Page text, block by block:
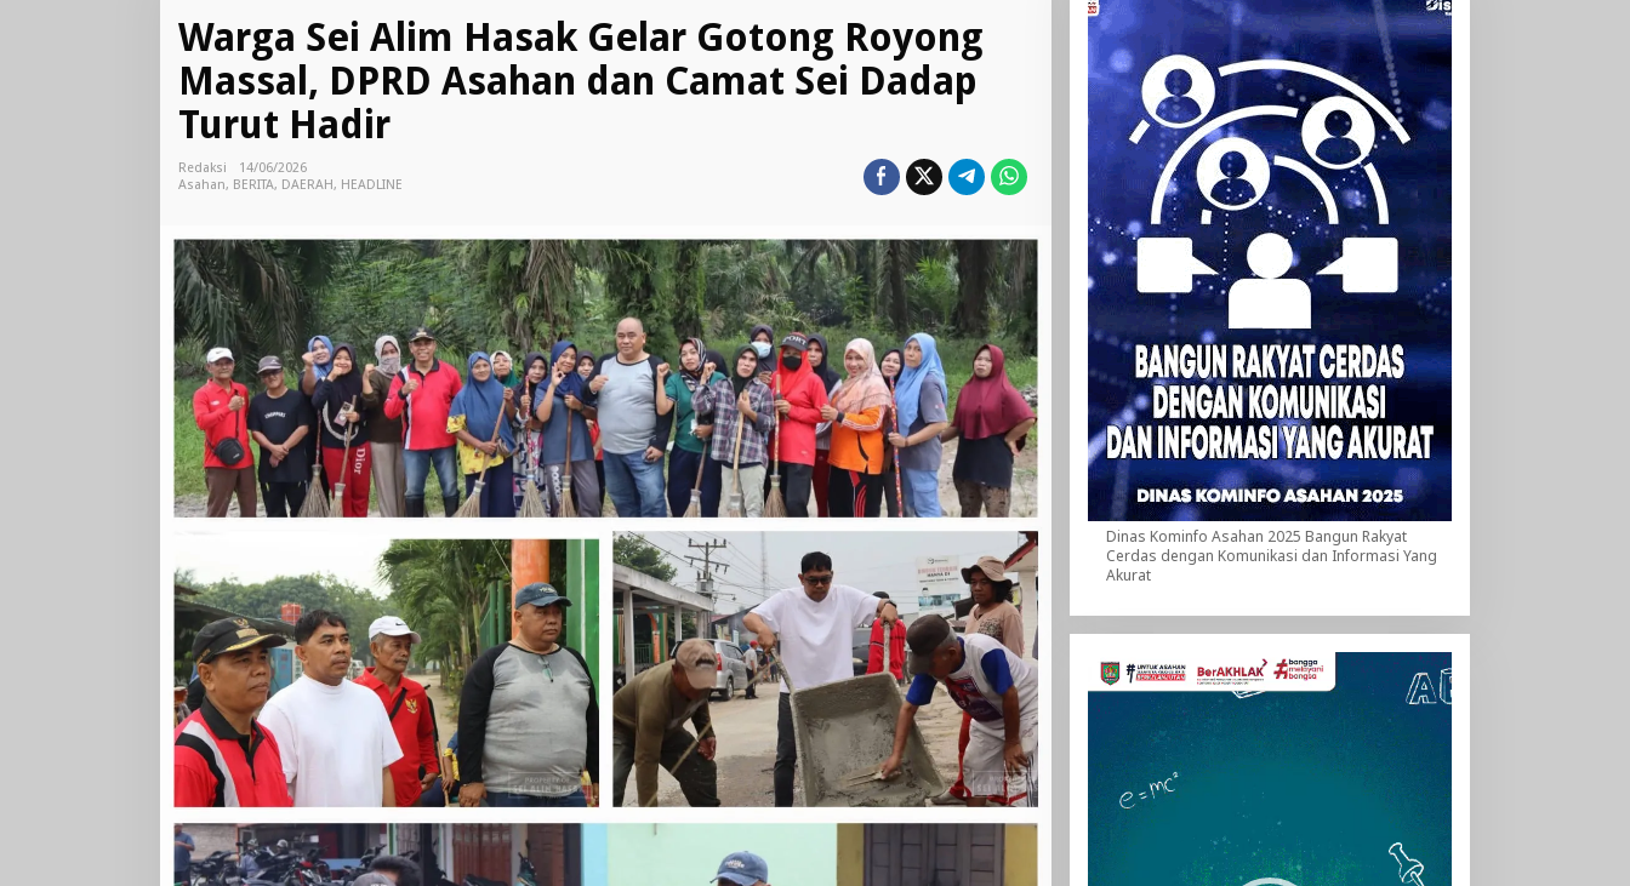
Alim
Hasak
Gelar
Gotong
Sei
Dadap
Turut
Hadir
Warga Sei Alim Hasak Gelar Gotong Royong
Massal, DPRD Asahan dan Camat Sei Dadap
Turut Hadir
Redaksi
14/06/2026
Asahan, BERITA, DAERAH, HEADLINE
Dinas Kominfo Asahan 2025 Bangun Rakyat
Cerdas dengan Komunikasi dan Informasi Yang
Akurat
Pemutar
Video